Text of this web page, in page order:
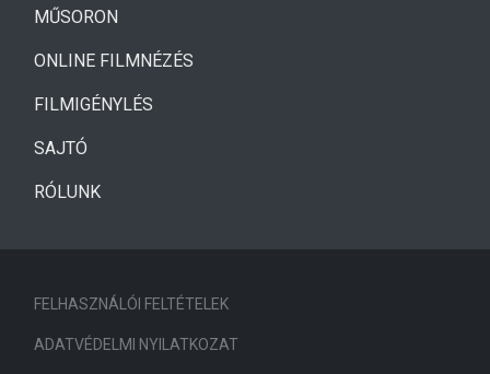
MŰSORON
ONLINE FILMNÉZÉS
FILMIGÉNYLÉS
SAJTÓ
RÓLUNK
FELHASZNÁLÓI FELTÉTELEK
ADATVÉDELMI NYILATKOZAT